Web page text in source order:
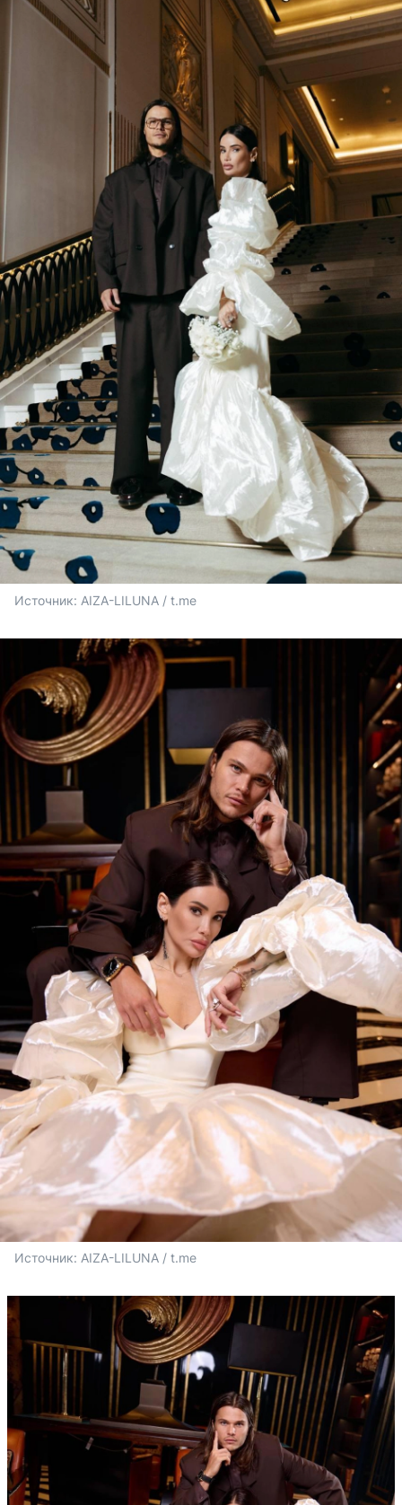
Источник: AIZA-LILUNA / t.me
Источник: AIZA-LILUNA / t.me